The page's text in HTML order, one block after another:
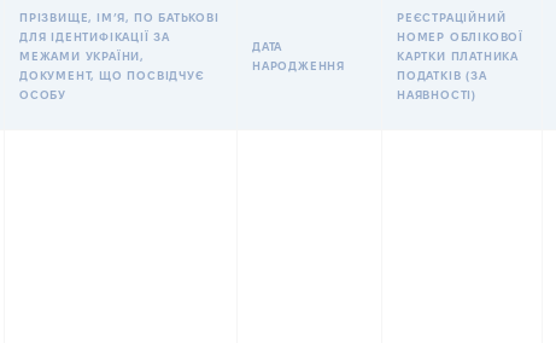
ПРІЗВИЩЕ, ІМʼЯ, ПО БАТЬКОВІ
ДЛЯ ІДЕНТИФІКАЦІЇ ЗА
МЕЖАМИ УКРАЇНИ,
ДОКУМЕНТ, ЩО ПОСВІДЧУЄ
ОСОБУ
ДАТА
НАРОДЖЕННЯ
РЕЄСТРАЦІЙНИЙ
НОМЕР ОБЛІКОВОЇ
КАРТКИ ПЛАТНИКА
ПОДАТКІВ (ЗА
НАЯВНОСТІ)